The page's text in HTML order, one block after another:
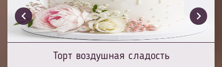
Торт воздушная сладость